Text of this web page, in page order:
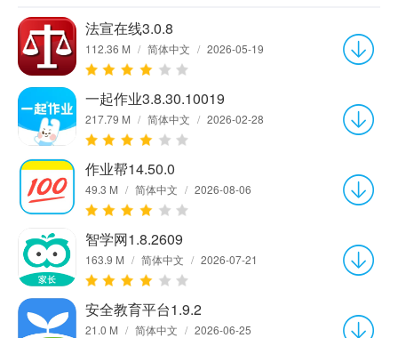
法宣在线3.0.8
112.36 M / 简体中文 / 2026-05-19
一起作业3.8.30.10019
217.79 M / 简体中文 / 2026-02-28
作业帮14.50.0
49.3 M / 简体中文 / 2026-08-06
智学网1.8.2609
163.9 M / 简体中文 / 2026-07-21
安全教育平台1.9.2
21.0 M / 简体中文 / 2026-06-25